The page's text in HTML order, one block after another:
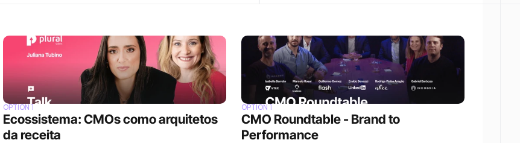
OPTION 1
Ecossistema: CMOs como arquitetos
da receita
OPTION 1
CMO Roundtable - Brand to
Performance